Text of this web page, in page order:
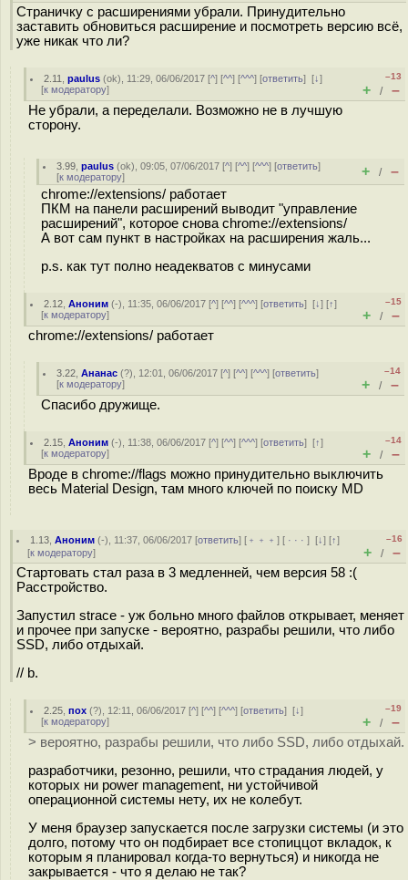
Страничку с расширениями убрали. Принудительно
заставить обновиться расширение и посмотреть версию всё,
уже никак что ли?
2.11 ,paulus (ok), 11:29, 06/06/2017 [^] [^^] [^^^] [ответить][↓]
[к модератору]
–13
+ / –
Не убрали, а переделали. Возможно не в лучшую
сторону.
3.99 ,paulus (ok), 09:05, 07/06/2017 [^] [^^] [^^^] [ответить]
[к модератору] + / –
chrome://extensions/ работает
ПКМ на панели расширений выводит "управление
расширений", которое снова chrome://extensions/
А вот сам пункт в настройках на расширения жаль...
p.s. как тут полно неадекватов с минусами
2.12 ,Аноним (-), 11:35, 06/06/2017 [^] [^^] [^^^] [ответить][↓] [↑]
[к модератору]
–15
+ / –
chrome://extensions/ работает
3.22 ,Ананас (?), 12:01, 06/06/2017 [^] [^^] [^^^] [ответить]
[к модератору]
–14
+ / –
Спасибо дружище.
2.15 ,Аноним (-), 11:38, 06/06/2017 [^] [^^] [^^^] [ответить][↑]
[к модератору]
–14
+ / –
Вроде в chrome://flags можно принудительно выключить
весь Material Design, там много ключей по поиску MD
1.13 ,Аноним (-), 11:37, 06/06/2017 [ответить] [ ﹢﹢﹢] [ · · ·][↓] [↑]
[к модератору]
–16
+ / –
Стартовать стал раза в 3 медленней, чем версия 58 :(
Расстройство.
Запустил strace - уж больно много файлов открывает, меняет
и прочее при запуске - вероятно, разрабы решили, что либо
SSD, либо отдыхай.
// b.
2.25 ,пох (?), 12:11, 06/06/2017 [^] [^^] [^^^] [ответить][↓]
[к модератору]
–19
+ / –
> вероятно, разрабы решили, что либо SSD, либо отдыхай.
разработчики, резонно, решили, что страдания людей, у
которых ни power management, ни устойчивой
операционной системы нету, их не колебут.
У меня браузер запускается после загрузки системы (и это
долго, потому что он подбирает все стопиццот вкладок, к
которым я планировал когда-то вернуться) и никогда не
закрывается - что я делаю не так?